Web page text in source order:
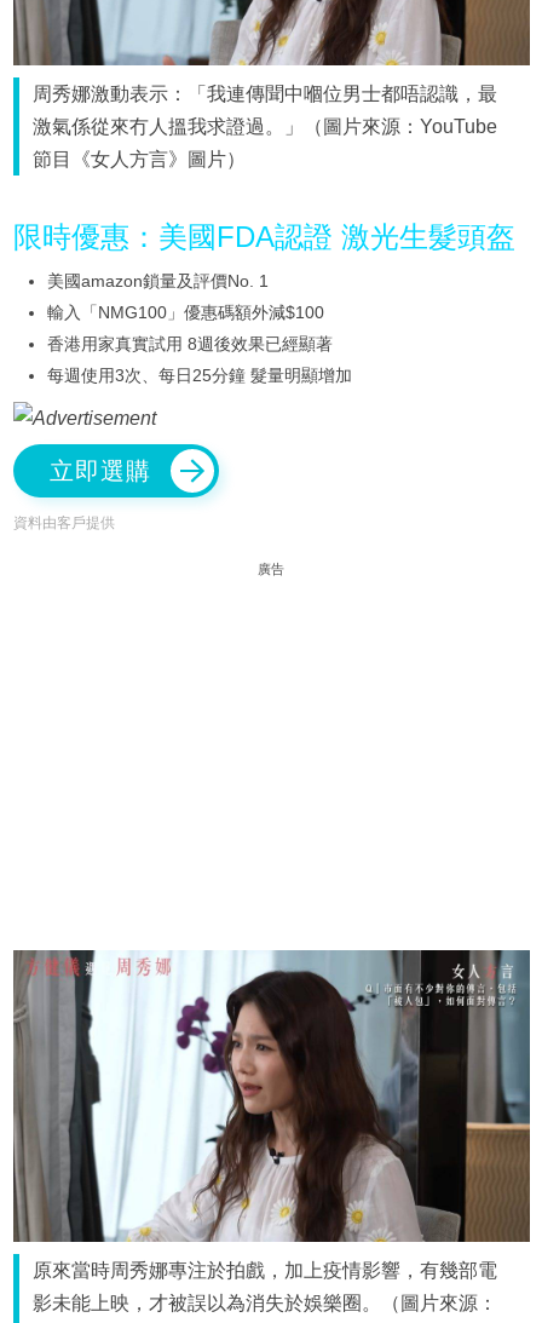
周秀娜激動表示：「我連傳聞中嗰位男士都唔認識，最
激氣係從來冇人搵我求證過。」（圖片來源：YouTube
節目《女人方言》圖片）
限時優惠：美國FDA認證 激光生髮頭盔
美國amazon鎖量及評價No. 1
輸入「NMG100」優惠碼額外減$100
香港用家真實試用 8週後效果已經顯著
每週使用3次、每日25分鐘 髮量明顯增加
立即選購
資料由客戶提供
廣告
原來當時周秀娜專注於拍戲，加上疫情影響，有幾部電
影未能上映，才被誤以為消失於娛樂圈。（圖片來源：